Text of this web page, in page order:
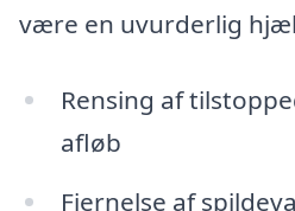
være en uvurderlig
Rensing af
afløb
Fjernelse af